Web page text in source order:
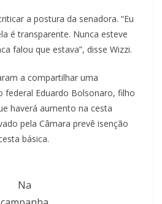
a postura da senadora. “Eu
é transparente. Nunca esteve
falou que estava”, disse Wizzi.
a compartilhar uma
federal Eduardo Bolsonaro, filho
haverá aumento na cesta
pela Câmara prevê isenção
básica.
Na